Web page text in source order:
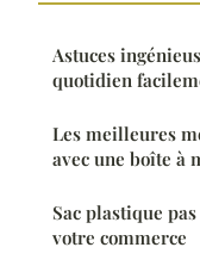
Astuces
quotidien
Les meilleures
avec une boîte à
Sac plastique
votre commerce